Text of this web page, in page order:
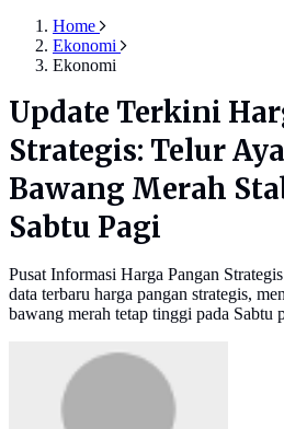
Home
Ekonomi
Ekonomi
Update Terkini
Strategis: Telur
Bawang Merah
Sabtu Pagi
Pusat Informasi Harga Pangan
data terbaru harga pangan strategis,
bawang merah tetap tinggi pada Sabtu